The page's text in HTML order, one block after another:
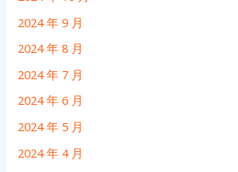
2024 年 9 月
2024 年 8 月
2024 年 7 月
2024 年 6 月
2024 年 5 月
2024 年 4 月